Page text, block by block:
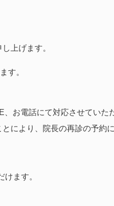
上げます。
す。
お電話にて対応させていた
により、院長の再診の予約
ます。